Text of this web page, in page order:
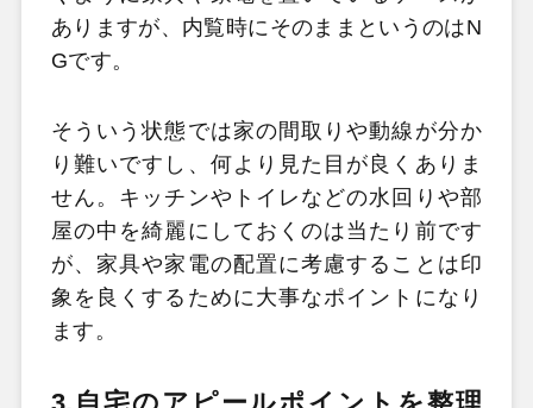
ありますが、内覧時にそのままというのはN
Gです。
そういう状態では家の間取りや動線が分か
り難いですし、何より見た目が良くありま
せん。キッチンやトイレなどの水回りや部
屋の中を綺麗にしておくのは当たり前です
が、家具や家電の配置に考慮することは印
象を良くするために大事なポイントになり
ます。